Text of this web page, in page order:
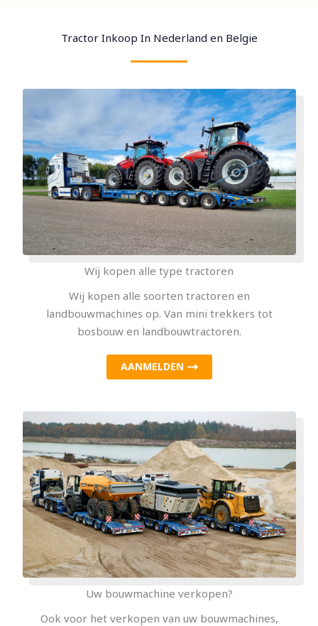
Tractor Inkoop In Nederland en Belgie
Wij kopen alle type tractoren
Wij kopen alle soorten tractoren en
landbouwmachines op. Van mini trekkers tot
bosbouw en landbouwtractoren.
AANMELDEN
Uw bouwmachine verkopen?
Ook voor het verkopen van uw bouwmachines,